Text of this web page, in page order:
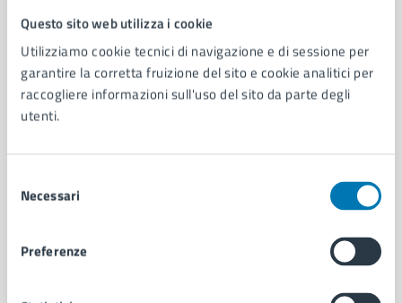
Questo sito web utilizza i cookie
Utilizziamo cookie tecnici di navigazione e di sessione per
garantire la corretta fruizione del sito e cookie analitici per
raccogliere informazioni sull'uso del sito da parte degli
utenti.
delNecessari
Preferenze
AMMINISTRAZIONE
Aree amministrative
Organi di governo
Municipalità
Personale amministrativo
Intranet, posta aziendale e protocollo